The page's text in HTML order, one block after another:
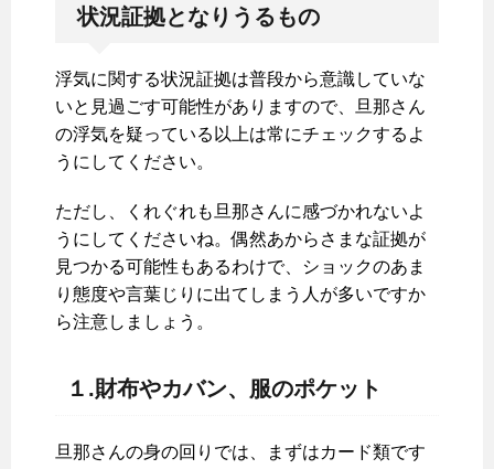
状況証拠となりうるもの
浮気に関する状況証拠は普段から意識していな
いと見過ごす可能性がありますので、旦那さん
の浮気を疑っている以上は常にチェックするよ
うにしてください。
ただし、くれぐれも旦那さんに感づかれないよ
うにしてくださいね。偶然あからさまな証拠が
見つかる可能性もあるわけで、ショックのあま
り態度や言葉じりに出てしまう人が多いですか
ら注意しましょう。
１.財布やカバン、服のポケット
旦那さんの身の回りでは、まずはカード類です